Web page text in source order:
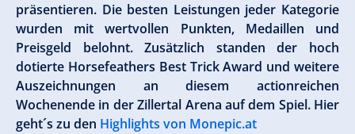
präsentieren. Die besten Leistungen jeder Kategorie
wurden mit wertvollen Punkten, Medaillen und
Preisgeld belohnt. Zusätzlich standen der hoch
dotierte Horsefeathers Best Trick Award und weitere
Auszeichnungen an diesem actionreichen
Wochenende in der Zillertal Arena auf dem Spiel. Hier
geht´s zu den Highlights von Monepic.at